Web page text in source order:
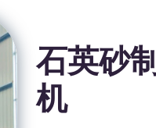
石英砂
机